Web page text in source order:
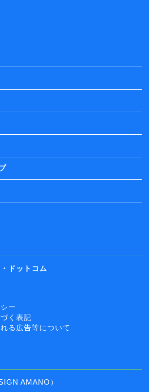
ドットコム
ー
く表記
る広告等について
AMANO）